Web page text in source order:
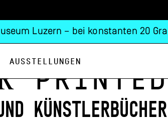
Luzern – bei konstanten 20
Ausstellungen
Künstlerbücher